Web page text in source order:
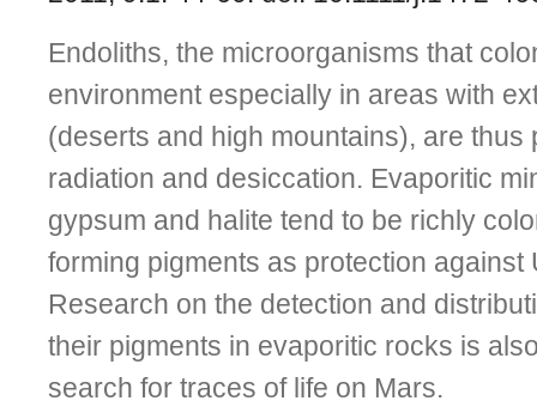
Endoliths, the microorganisms that colo
environment especially in areas with
(deserts and high mountains), are thus
radiation and desiccation. Evaporitic
gypsum and halite tend to be richly
forming pigments as protection against
Research on the detection and
their pigments in evaporitic rocks is
search for traces of life on Mars.